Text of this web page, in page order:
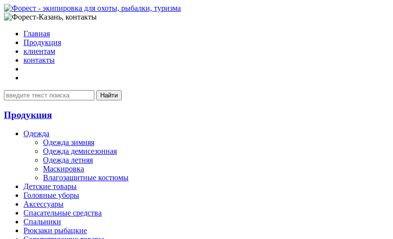
Главная
Продукция
клиентам
контакты
Продукция
Одежда
Одежда зимняя
Одежда демисезонная
Одежда летняя
Маскировка
Влагозащитные костюмы
Детские товары
Головные уборы
Аксессуары
Спасательные средства
Спальники
Рюкзаки рыбацкие